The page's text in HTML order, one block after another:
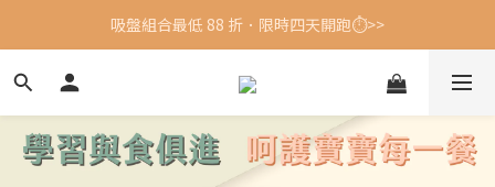
吸盤組合最低 88 折．限時四天開跑⏱️>>
吸盤組合最低 88 折．限時四天開跑⏱️>>
👉加LINE享首購優惠👈
吸盤組合最低 88 折．限時四天開跑⏱️>>